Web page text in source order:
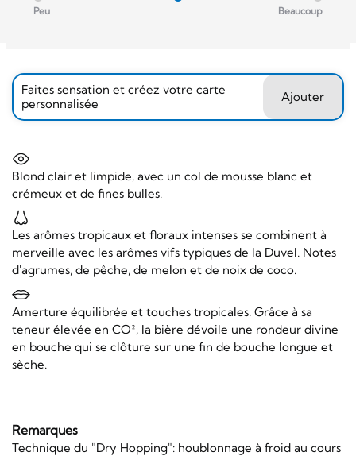
Peu Beaucoup
Faites sensation et créez votre carte
personnalisée
Ajouter
Blond clair et limpide, avec un col de mousse blanc et
crémeux et de fines bulles.
Les arômes tropicaux et floraux intenses se combinent à
merveille avec les arômes vifs typiques de la Duvel. Notes
d'agrumes, de pêche, de melon et de noix de coco.
Amerture équilibrée et touches tropicales. Grâce à sa
teneur élevée en CO², la bière dévoile une rondeur divine
en bouche qui se clôture sur une fin de bouche longue et
sèche.
Remarques
Technique du "Dry Hopping": houblonnage à froid au cours